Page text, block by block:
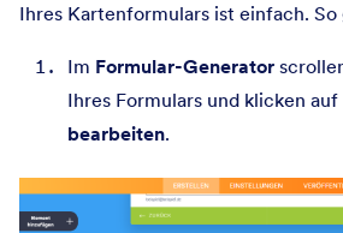
Ihres Kartenformulars ist einfach. So
Im Formular-Generator
Ihres Formulars und klicken auf
bearbeiten.